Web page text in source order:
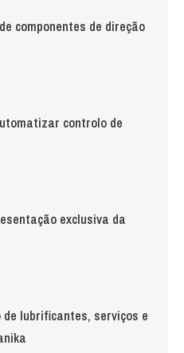
componentes de direção
controlo de
exclusiva da
lubrificantes, serviços e